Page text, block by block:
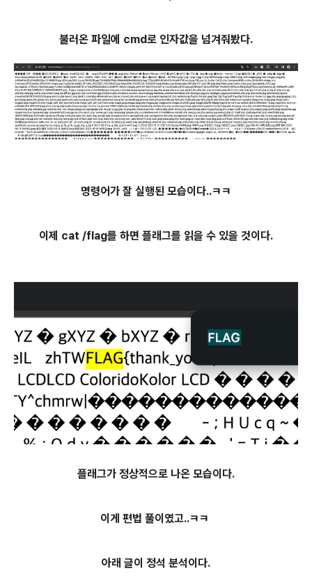
불러온 파일에 cmd로 인자값을 넘겨줘봤다.
명령어가 잘 실행된 모습이다..ㅋㅋ
이제 cat /flag를 하면 플래그를 읽을 수 있을 것이다.
플래그가 정상적으로 나온 모습이다.
이게 편법 풀이였고..ㅋㅋ
아래 글이 정석 분석이다.